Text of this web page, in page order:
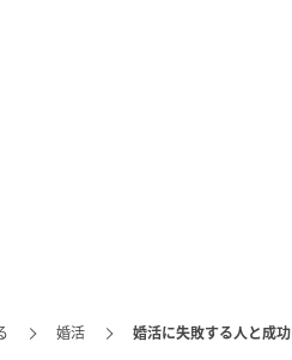
婚活 婚活に失敗する人と成